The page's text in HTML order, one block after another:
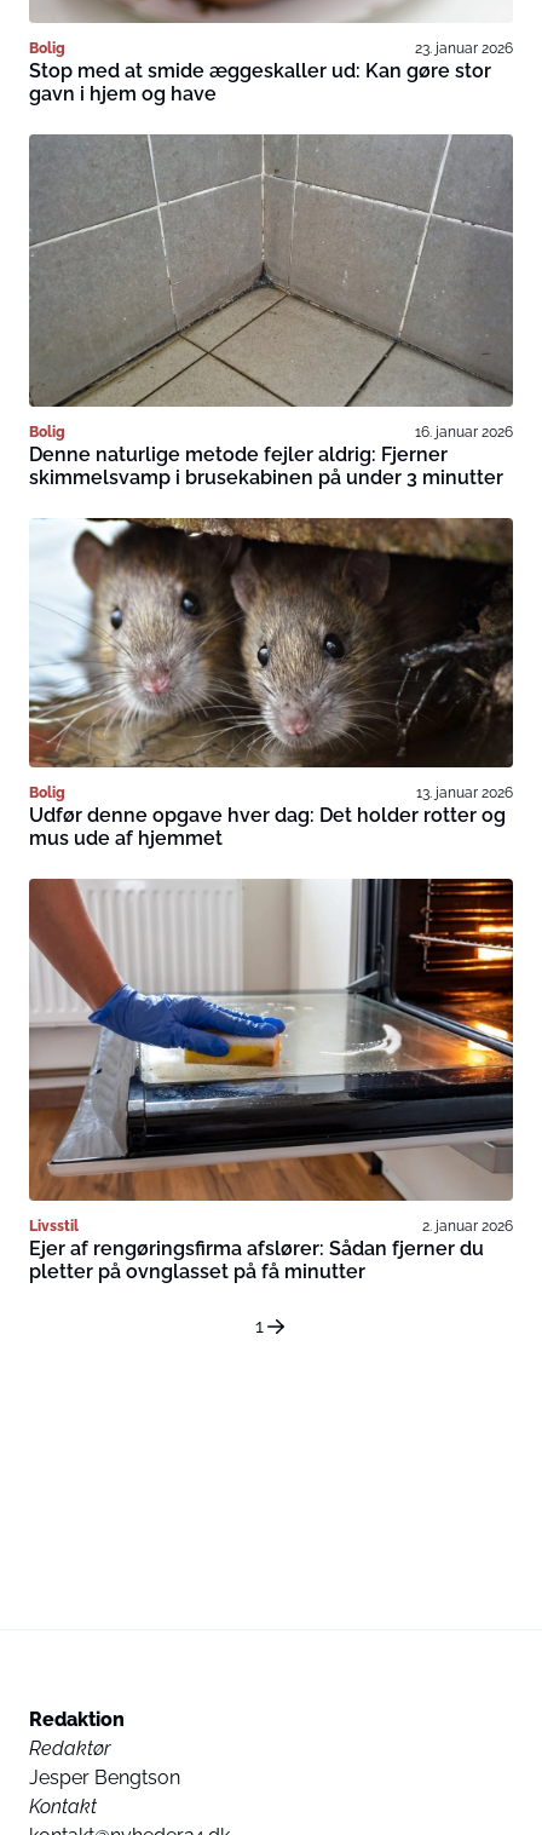
Bolig 23. januar 2026
Stop med at smide æggeskaller ud: Kan gøre stor
gavn i hjem og have
Bolig 16. januar 2026
Denne naturlige metode fejler aldrig: Fjerner
skimmelsvamp i brusekabinen på under 3 minutter
Bolig 13. januar 2026
Udfør denne opgave hver dag: Det holder rotter og
mus ude af hjemmet
Livsstil 2. januar 2026
Ejer af rengøringsfirma afslører: Sådan fjerner du
pletter på ovnglasset på få minutter
1
Redaktion
Redaktør
Jesper Bengtson
Kontakt